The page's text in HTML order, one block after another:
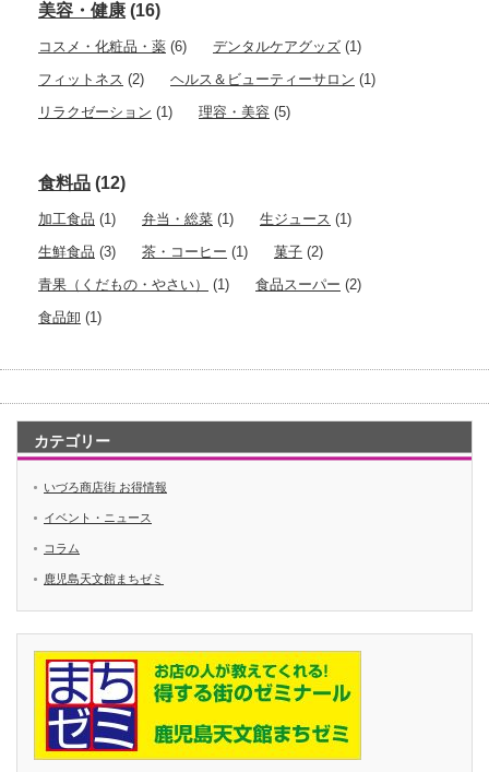
美容・健康 (16)
コスメ・化粧品・薬 (6) デンタルケアグッズ (1)
フィットネス (2) ヘルス＆ビューティーサロン (1)
リラクゼーション (1) 理容・美容 (5)
食料品 (12)
加工食品 (1) 弁当・総菜 (1) 生ジュース (1)
生鮮食品 (3) 茶・コーヒー (1) 菓子 (2)
青果（くだもの・やさい）
(1) 食品スーパー (2)
食品卸 (1)
カテゴリー
いづろ商店街 お得情報
イベント・ニュース
コラム
鹿児島天文館まちゼミ